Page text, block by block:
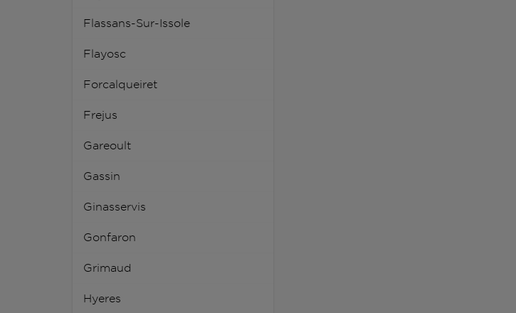
Flassans-Sur-Issole
Flayosc
Forcalqueiret
Frejus
Gareoult
Gassin
Ginasservis
Gonfaron
Grimaud
Hyeres